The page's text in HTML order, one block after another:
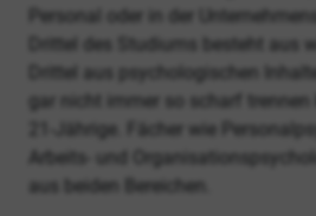
Personal oder in der
Drittel des Studiums besteht aus
Drittel aus psychologischen
gar nicht immer so scharf trennen
21-Jährige. Fächer wie
Arbeits- und
aus beiden Bereichen.